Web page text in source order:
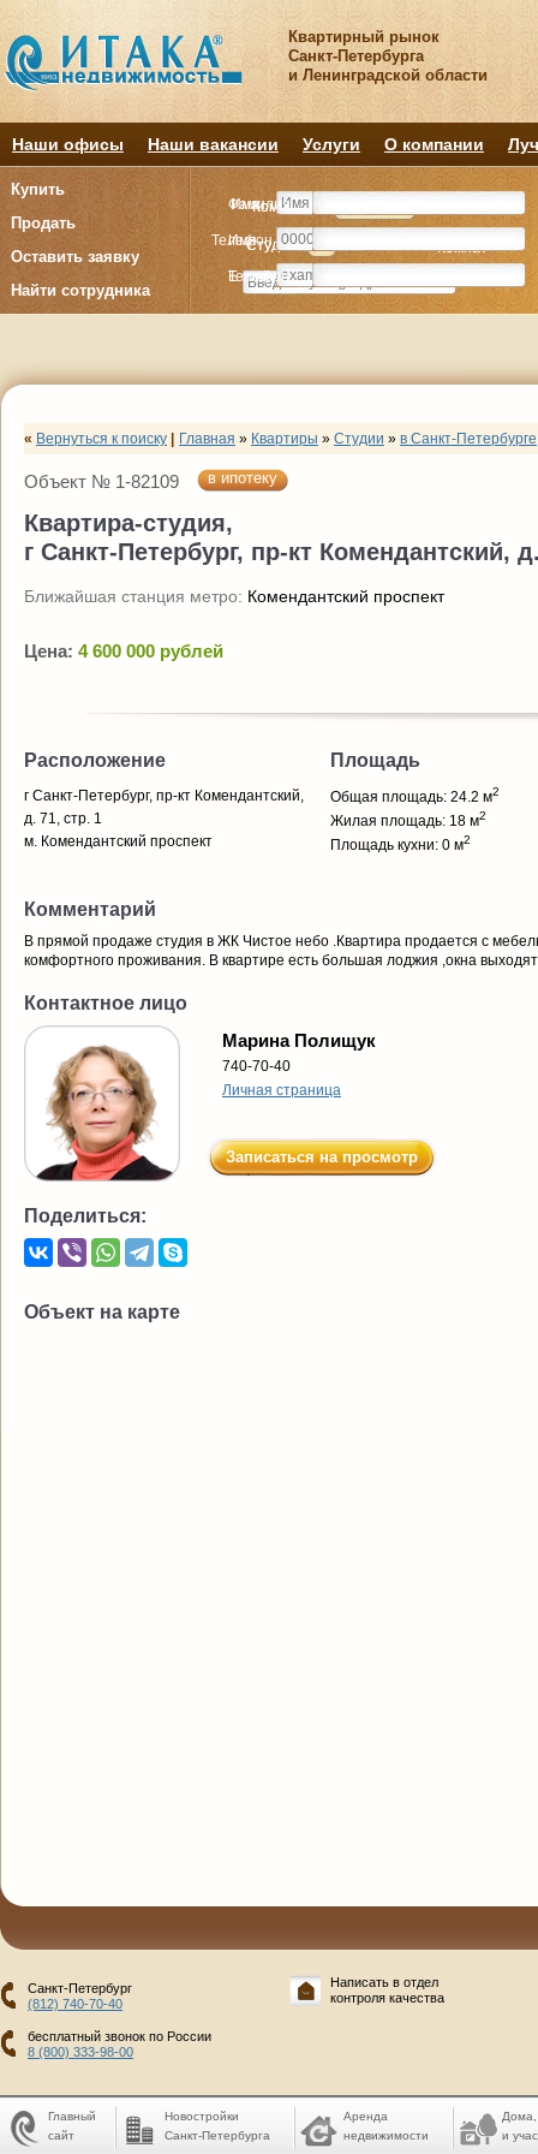
Квартирный рынок
Санкт-Петербурга
и Ленинградской области
Наши офисы Наши вакансии Услуги О компании
Купить
Продать
Оставить заявку
Найти сотрудника
Комнату
Студия Комнат
Комнату
Студия Комнат
Имя
Телефон
E-mail
Фамилия
Имя
Телефон
« Вернуться к поиску Главная » Квартиры » Студии » в Санкт-Петербурге
Объект № 1-82109 в ипотеку
Квартира-студия,
г Санкт-Петербург, пр-кт Комендантский,
Ближайшая станция метро: Комендантский проспект
Цена: 4 600 000 рублей
Расположение
г Санкт-Петербург, пр-кт Комендантский,
д. 71, стр. 1
м. Комендантский проспект
Площадь
Общая площадь: 24.2 м2
Жилая площадь: 18 м2
Площадь кухни: 0 м2
Комментарий
В прямой продаже студия в ЖК Чистое небо .Квартира продается с
комфортного проживания. В квартире есть большая лоджия ,окна
Контактное лицо
Марина Полищук
740-70-40
Личная страница
Записаться на просмотр
Поделиться:
Объект на карте
Санкт-Петербург
(812) 740-70-40
бесплатный звонок по России
8 (800) 333-98-00
Написать в отдел
контроля качества
Главный
сайт
Новостройки
Санкт-Петербурга
Аренда
недвижимости
Дома,
и